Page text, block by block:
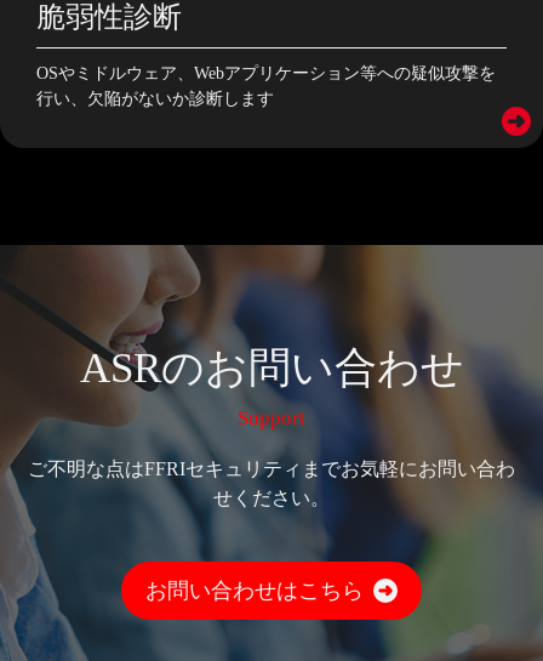
脆弱性診断
OSやミドルウェア、Webアプリケーション等への疑似攻撃を
行い、欠陥がないか診断します
ASRのお問い合わせ
Support
ご不明な点はFFRIセキュリティまでお気軽にお問い合わ
せください。
お問い合わせはこちら